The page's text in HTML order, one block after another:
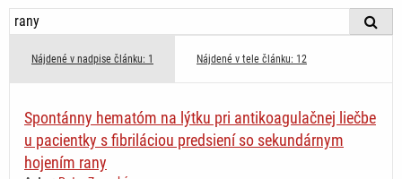
Nájdené v nadpise článku: 1 Nájdené v tele článku: 12
Spontánny hematóm na lýtku pri antikoagulačnej liečbe
u pacientky s fibriláciou predsiení so sekundárnym
hojením rany